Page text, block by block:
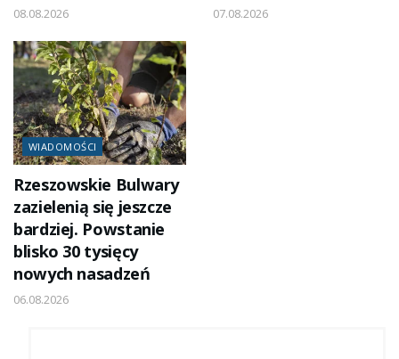
08.08.2026 07.08.2026
WIADOMOŚCI
Rzeszowskie Bulwary
zazielenią się jeszcze
bardziej. Powstanie
blisko 30 tysięcy
nowych nasadzeń
06.08.2026